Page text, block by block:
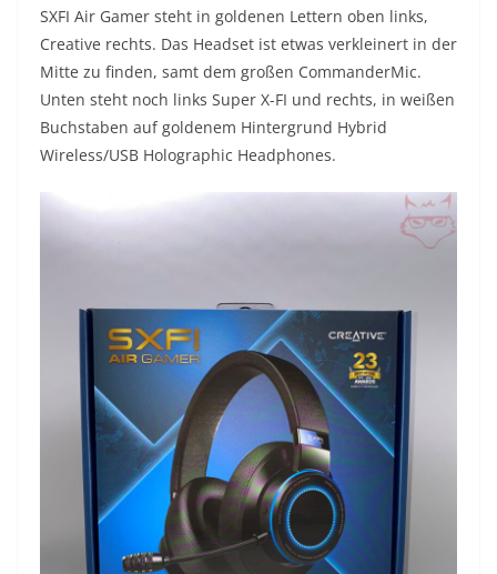
SXFI Air Gamer steht in goldenen Lettern oben links,
Creative rechts. Das Headset ist etwas verkleinert in der
Mitte zu finden, samt dem großen CommanderMic.
Unten steht noch links Super X-FI und rechts, in weißen
Buchstaben auf goldenem Hintergrund Hybrid
Wireless/USB Holographic Headphones.